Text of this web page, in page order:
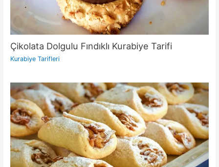
Çikolata Dolgulu Fındıklı Kurabiye Tarifi
Kurabiye Tarifleri